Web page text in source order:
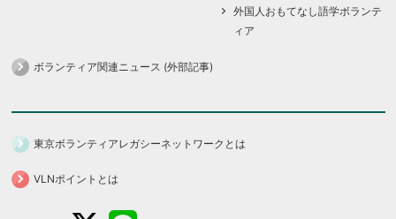
外国人おもてなし語学ボランテ
ィア
ボランティア関連ニュース (外部記事)
東京ボランティアレガシーネットワークとは
VLNポイントとは